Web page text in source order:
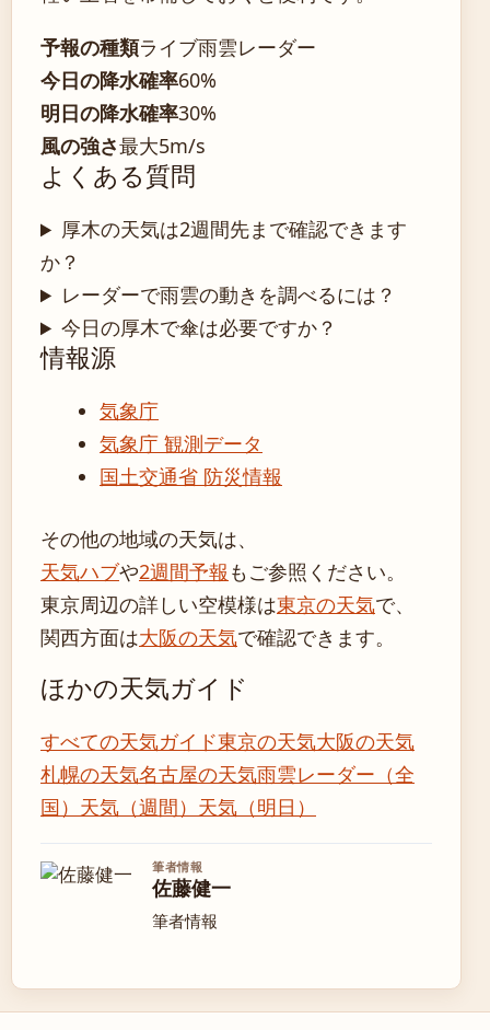
予報の種類ライブ雨雲レーダー
今日の降水確率60%
明日の降水確率30%
風の強さ最大5m/s
よくある質問
厚木の天気は2週間先まで確認できます
か？
レーダーで雨雲の動きを調べるには？
今日の厚木で傘は必要ですか？
情報源
気象庁
気象庁 観測データ
国土交通省 防災情報
その他の地域の天気は、
天気ハブや2週間予報 もご参照ください。
東京周辺の詳しい空模様は東京の天気で、
関西方面は大阪の天気で確認できます。
ほかの天気ガイド
すべての天気ガイド東京の天気大阪の天気
札幌の天気名古屋の天気雨雲レーダー（全
国） 天気（週間） 天気（明日）
筆者情報
佐藤健一
筆者情報